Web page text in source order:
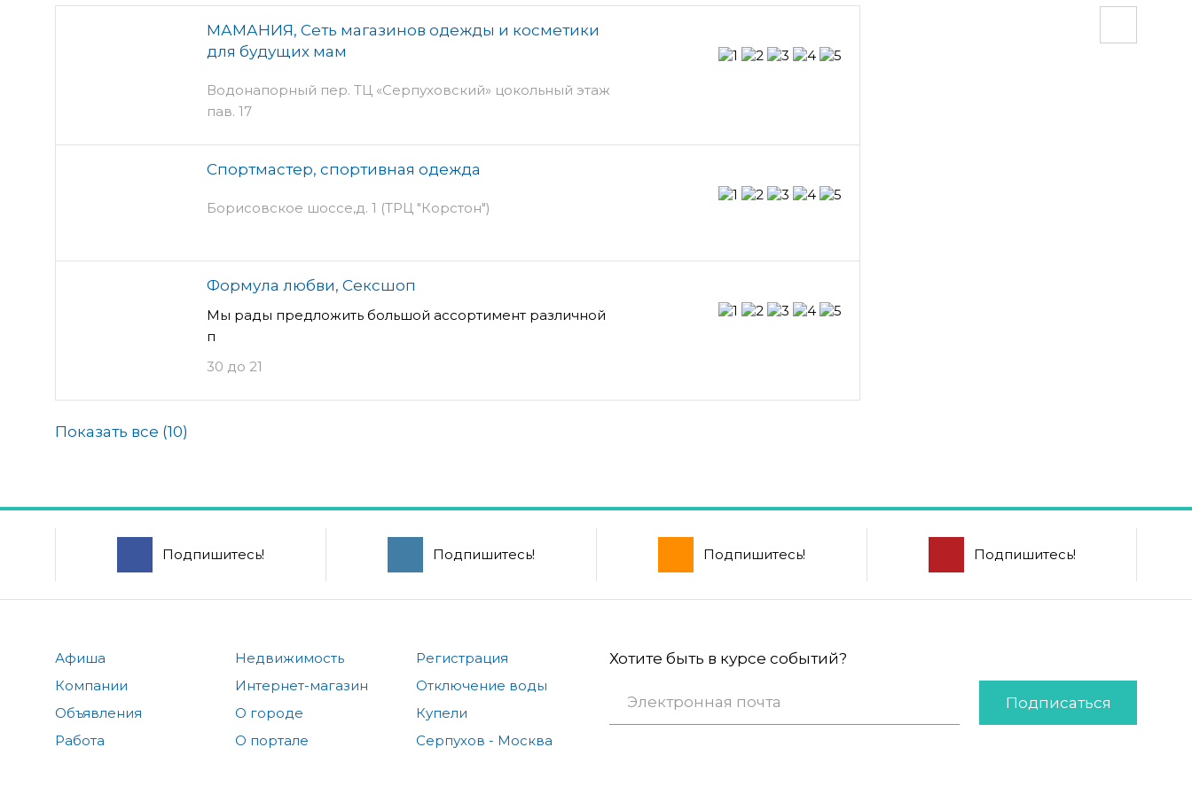
МАМАНИЯ, Сеть магазинов одежды и косметики
для будущих мам
Водонапорный пер. ТЦ «Серпуховский» цокольный этаж
пав. 17
Спортмастер, спортивная одежда
Борисовское шоссе,д. 1 (ТРЦ "Корстон")
Формула любви, Сексшоп
Мы рады предложить большой ассортимент различной
п
30 до 21
Показать все (10)
Подпишитесь! Подпишитесь! Подпишитесь! Подпишитесь!
Афиша
Компании
Объявления
Работа
Недвижимость
Интернет-магазин
О городе
О портале
Регистрация
Отключение воды
Купели
Серпухов - Москва
Хотите быть в курсе событий?
Подписаться